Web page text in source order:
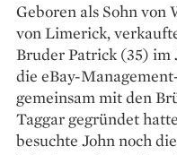
Geboren als Sohn von
von Limerick,
Bruder Patrick (35) im
die eBay-
gemeinsam mit den
Taggar gegründet
besuchte John noch